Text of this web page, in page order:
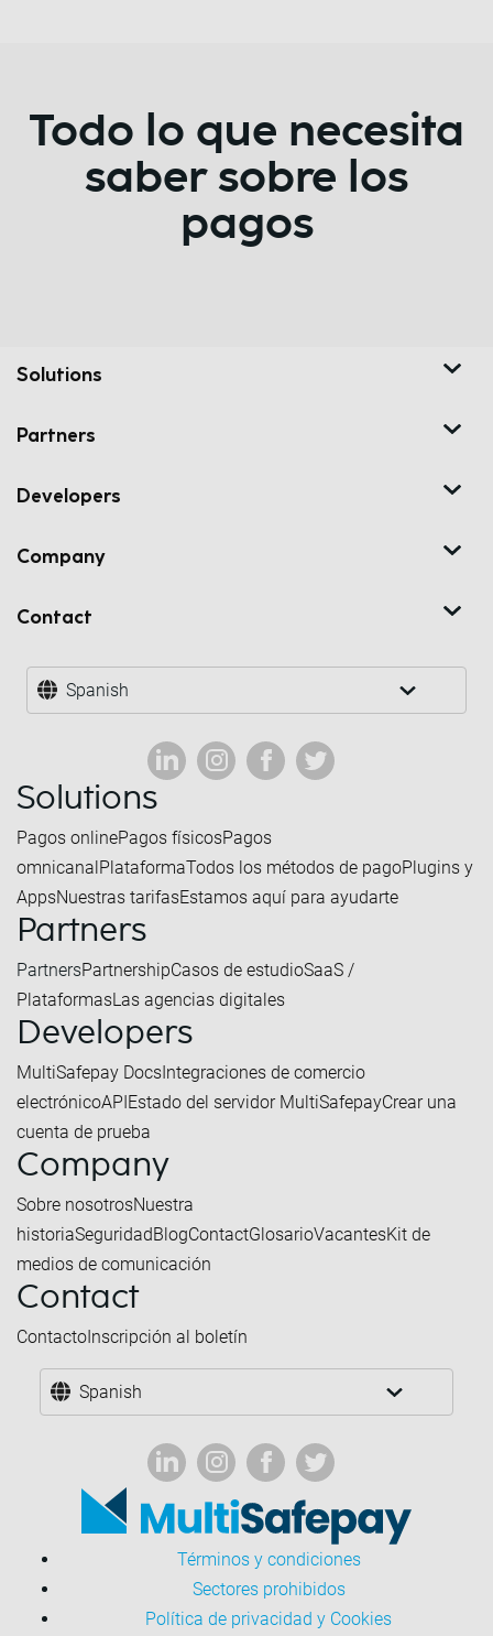
Todo lo que necesita
saber sobre los
pagos
Solutions
Partners
Developers
Company
Contact
Spanish
Solutions
Pagos onlinePagos físicosPagos
omnicanalPlataformaTodos los métodos de pagoPlugins y
AppsNuestras tarifasEstamos aquí para ayudarte
Partners
PartnersPartnershipCasos de estudioSaaS /
PlataformasLas agencias digitales
Developers
MultiSafepay DocsIntegraciones de comercio
electrónicoAPIEstado del servidor MultiSafepayCrear una
cuenta de prueba
Company
Sobre nosotrosNuestra
historiaSeguridadBlogContactGlosarioVacantesKit de
medios de comunicación
Contact
ContactoInscripción al boletín
Spanish
Términos y condiciones
Sectores prohibidos
Política de privacidad y Cookies